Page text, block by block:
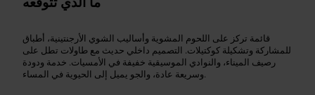
قائمة تركز على اللحوم المشوية وأساليب الشوي الأرجنتينية، أطباق
للمشاركة وتشكيلة كوكتيلات. التصميم داخلي حديث مع طاولات تطل على
رصيف الميناء، والنوادي الموسيقية خفيفة في الأمسيات. خدمة ودودة
وسريعة عادة، والجو يميل إلى الحيوية في المساء.